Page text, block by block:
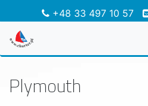
+48 33 497 10 57
Plymouth